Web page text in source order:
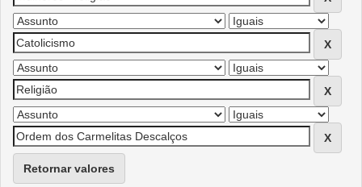
Retornar valores